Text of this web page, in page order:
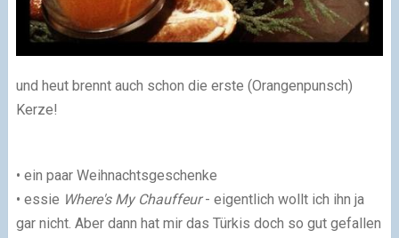
und heut brennt auch schon die erste (Orangenpunsch)
Kerze!
• ein paar Weihnachtsgeschenke
• essie Where's My Chauffeur- eigentlich wollt ich ihn ja
gar nicht. Aber dann hat mir das Türkis doch so gut gefallen